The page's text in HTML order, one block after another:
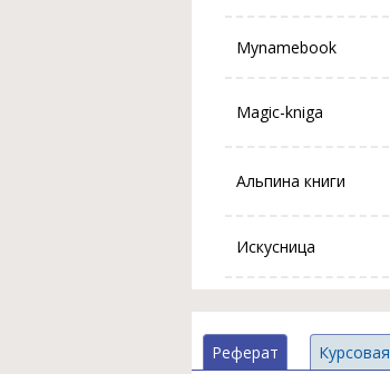
Mynamebook
Magic-kniga
Альпина книги
Искусница
Реферат Курсовая